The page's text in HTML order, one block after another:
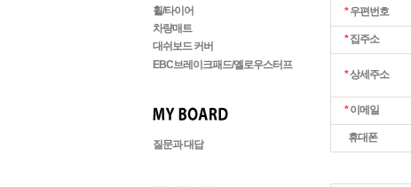
휠/타이어
차량매트
대쉬보드 커버
EBC브레이크패드/옐로우스터프
질문과 대답
*우편번호
*집주소
*상세주소
*이메일
휴대폰